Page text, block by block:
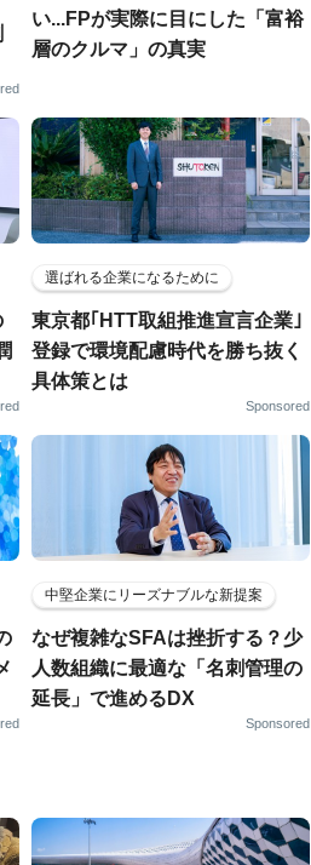
い...FPが実際に目にした「富裕
層のクルマ」の真実
選ばれる企業になるために
東京都｢HTT取組推進宣言企業｣
登録で環境配慮時代を勝ち抜く
具体策とは
Sponsored
中堅企業にリーズナブルな新提案
なぜ複雑なSFAは挫折する？少
人数組織に最適な「名刺管理の
延長」で進めるDX
Sponsored